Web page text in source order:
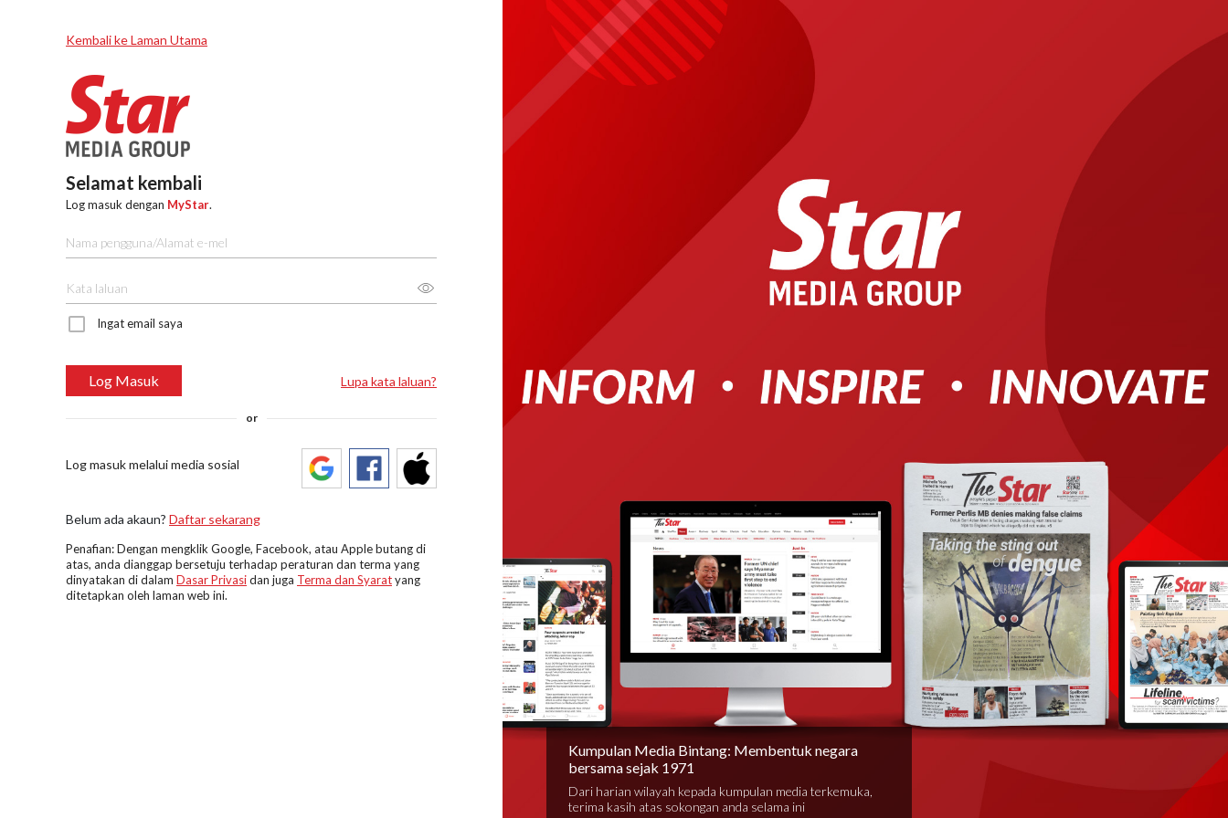
Kembali ke Laman Utama
Selamat kembali
Log masuk dengan MyStar.
Ingat email saya
Log Masuk Lupa kata laluan?
or
Log masuk melalui media sosial
Belum ada akaun? Daftar sekarang
Penafian: Dengan mengklik Google, Facebook, atau Apple butang di
atas, anda dianggap bersetuju terhadap peraturan dan terma yang
dinyatakan di dalam Dasar Privasidan juga Terma dan Syaratyang
ditetapkan oleh laman web ini.
Kumpulan Media Bintang: Membentuk negara
bersama sejak 1971
Dari harian wilayah kepada kumpulan media terkemuka,
terima kasih atas sokongan anda selama ini